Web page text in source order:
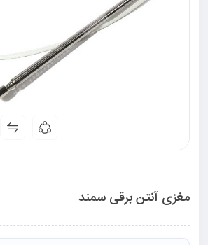
مغزی آنتن برقی سمند